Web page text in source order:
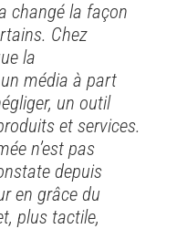
changé la façon
Chez
la
média à part
un outil
et services.
n’est pas
depuis
en grâce du
plus tactile,